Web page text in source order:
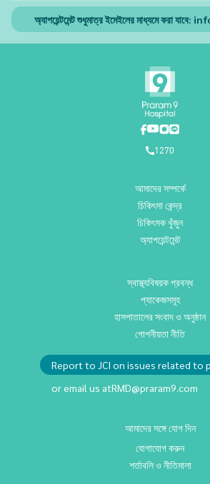
অ্যাপয়েন্টমেন্ট শুধুমাত্র ইমেইলের মাধ্যমে করা যাবে:
1270
আমাদের সম্পর্কে
চিকিৎসা কেন্দ্র
চিকিৎসক খুঁজুন
অ্যাপয়েন্টমেন্ট
স্বাস্থ্যবিষয়ক প্রবন্ধ
প্যাকেজসমূহ
হাসপাতালের সংবাদ ও অনুষ্ঠান
গোপনীয়তা নীতি
Report to JCI on issues related to
or email us atRMD@praram9.com
আমাদের সঙ্গে যোগ দিন
যোগাযোগ করুন
শর্তাবলি ও নীতিমালা